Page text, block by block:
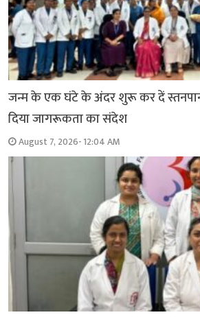
जन्म के एक घंटे के अंदर शुरू कर दें
दिया जागरूकता का संदेश
August 7, 2026- 12:04 AM